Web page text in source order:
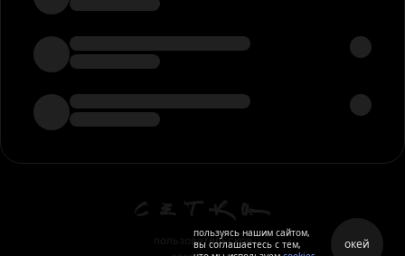
пользовательское
пользуясь нашим сайтом,
вы соглашаетесь с тем,
окей